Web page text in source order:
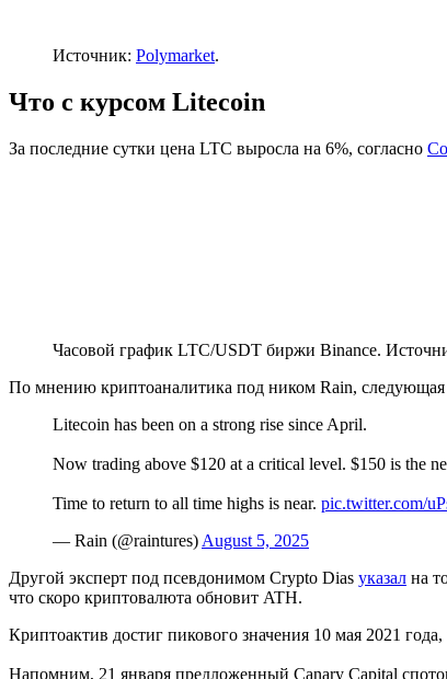
Источник: Polymarket.
Что с курсом Litecoin
За последние сутки цена LTC выросла на 6%, согласно
Часовой график LTC/USDT биржи Binance.
По мнению криптоаналитика под ником Rain, следующая
Litecoin has been on a strong rise since April.
Now trading above $120 at a critical level. $150 is the
Time to return to all time highs is near. pic.twitter.com/
— Rain (@raintures) August 5, 2025
Другой эксперт под псевдонимом Crypto Dias указал на
что скоро криптовалюта обновит ATH.
Криптоактив достиг пикового значения 10 мая 2021
Напомним, 21 января предложенный Canary Capital